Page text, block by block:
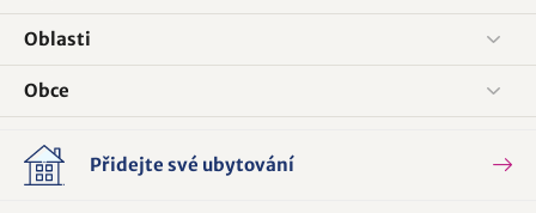
Oblasti
Obce
Přidejte své ubytování